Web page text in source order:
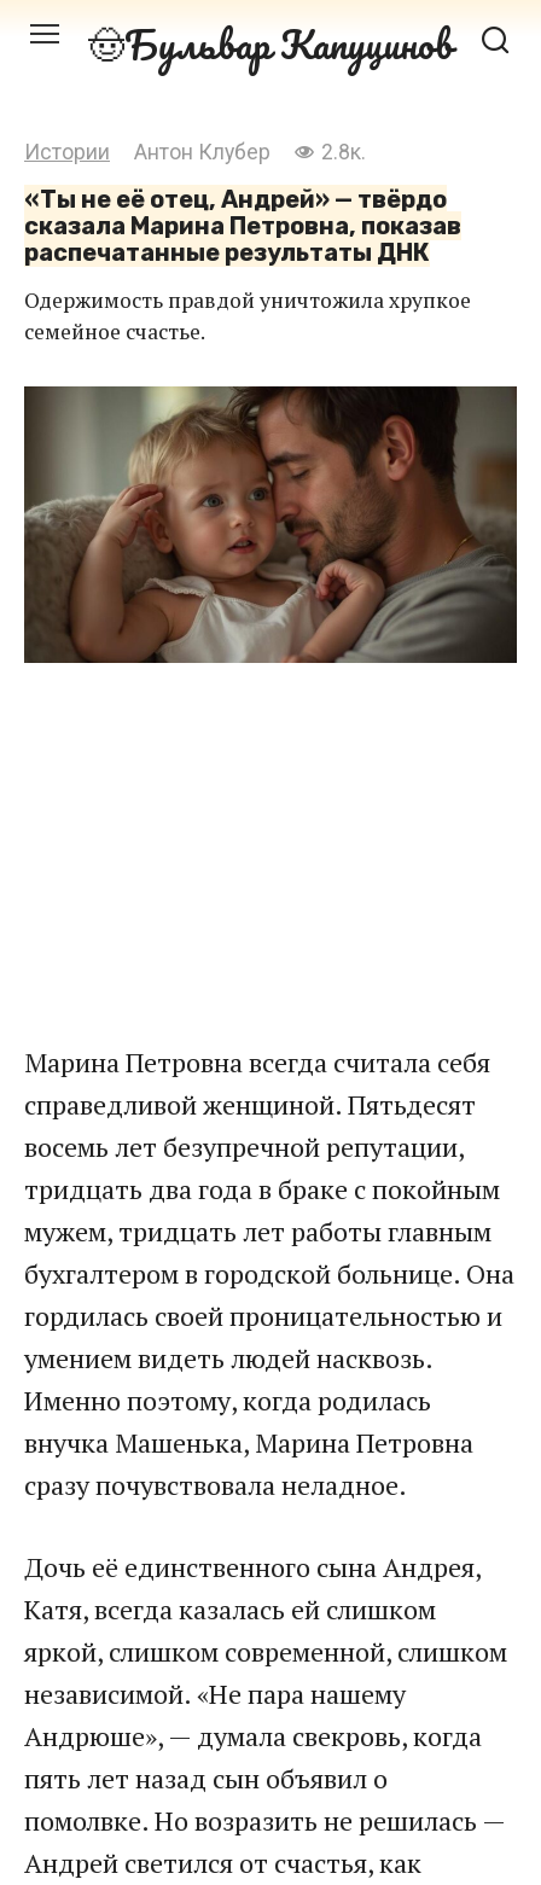
Перейти Бульвар Капуцинов
Истории Антон Клубер 2.8к.
«Ты не её отец, Андрей» — твёрдо
сказала Марина Петровна, показав
распечатанные результаты ДНК
Одержимость правдой уничтожила хрупкое
семейное счастье.
Марина Петровна всегда считала себя
справедливой женщиной. Пятьдесят
восемь лет безупречной репутации,
тридцать два года в браке с покойным
мужем, тридцать лет работы главным
бухгалтером в городской больнице. Она
гордилась своей проницательностью и
умением видеть людей насквозь.
Именно поэтому, когда родилась
внучка Машенька, Марина Петровна
сразу почувствовала неладное.
Дочь её единственного сына Андрея,
Катя, всегда казалась ей слишком
яркой, слишком современной, слишком
независимой. «Не пара нашему
Андрюше», — думала свекровь, когда
пять лет назад сын объявил о
помолвке. Но возразить не решилась —
Андрей светился от счастья, как